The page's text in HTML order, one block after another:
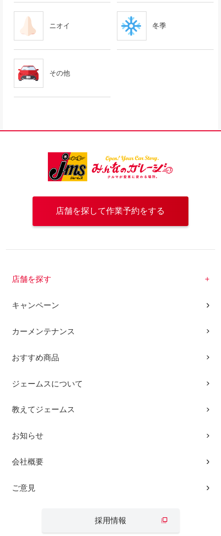
ニオイ 冬季
その他
店舗を探して作業予約をする
店舗を探す
キャンペーン
カーメンテナンス
おすすめ商品
ジェームスについて
教えてジェームス
お知らせ
会社概要
ご意見
採用情報